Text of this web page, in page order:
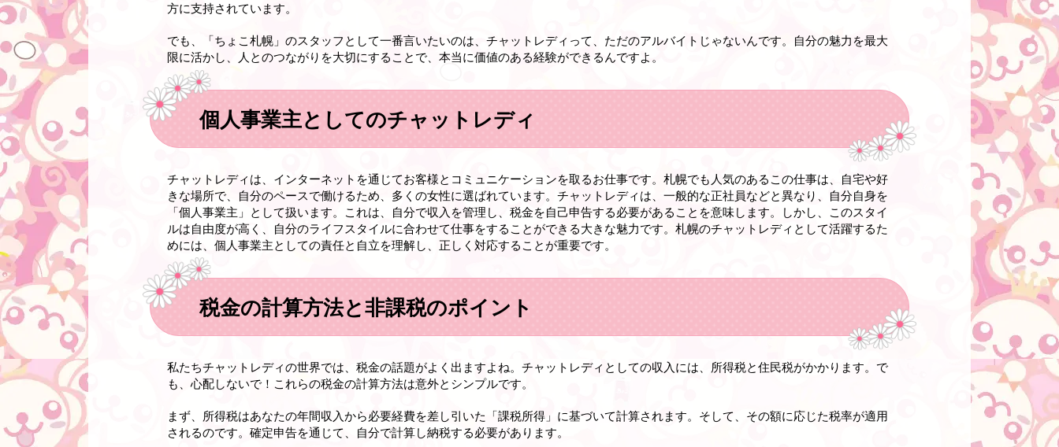
方に支持されています。
でも、「ちょこ札幌」のスタッフとして一番言いたいのは、チャットレディって、ただのアルバイトじゃないんです。自分の魅力を最大
限に活かし、人とのつながりを大切にすることで、本当に価値のある経験ができるんですよ。
個人事業主としてのチャットレディ
チャットレディは、インターネットを通じてお客様とコミュニケーションを取るお仕事です。札幌でも人気のあるこの仕事は、自宅や好
きな場所で、自分のペースで働けるため、多くの女性に選ばれています。チャットレディは、一般的な正社員などと異なり、自分自身を
「個人事業主」として扱います。これは、自分で収入を管理し、税金を自己申告する必要があることを意味します。しかし、このスタイ
ルは自由度が高く、自分のライフスタイルに合わせて仕事をすることができる大きな魅力です。札幌のチャットレディとして活躍するた
めには、個人事業主としての責任と自立を理解し、正しく対応することが重要です。
税金の計算方法と非課税のポイント
私たちチャットレディの世界では、税金の話題がよく出ますよね。チャットレディとしての収入には、所得税と住民税がかかります。で
も、心配しないで！これらの税金の計算方法は意外とシンプルです。
まず、所得税はあなたの年間収入から必要経費を差し引いた「課税所得」に基づいて計算されます。そして、その額に応じた税率が適用
されるのです。確定申告を通じて、自分で計算し納税する必要があります。